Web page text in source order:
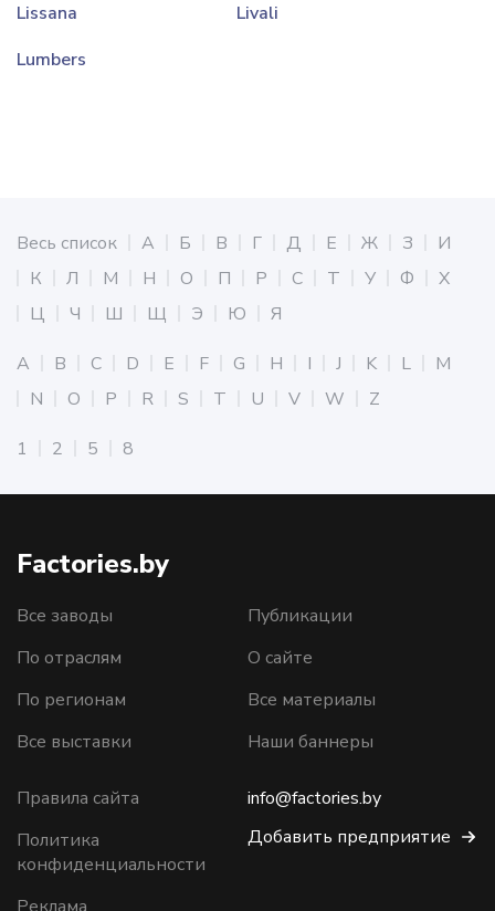
Lissana
Livali
Lumbers
Весь список А Б В Г Д Е Ж З
И
К
Л М Н О П Р С Т У Ф
Х
Ц
Ч Ш Щ Э Ю Я
A B C D E F G H I J K L
M
N
O P R S T U V W Z
1 2 5 8
Factories.by
Все заводы
По отраслям
По регионам
Все выставки
Публикации
О сайте
Все материалы
Наши баннеры
Правила сайта
Политика
конфиденциальности
info@factories.by
Добавить предприятие